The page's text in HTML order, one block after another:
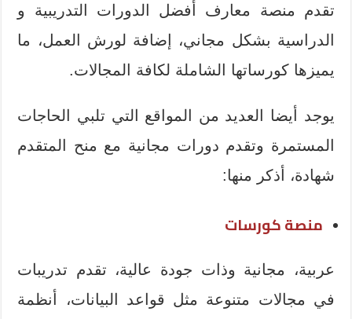
تقدم منصة معارف أفضل الدورات التدريبية و
الدراسية بشكل مجاني، إضافة لورش العمل، ما
يميزها كورساتها الشاملة لكافة المجالات.
يوجد أيضا العديد من المواقع التي تلبي الحاجات
المستمرة وتقدم دورات مجانية مع منح المتقدم
شهادة، أذكر منها:
منصة كورسات
عربية، مجانية وذات جودة عالية، تقدم تدريبات
في مجالات متنوعة مثل قواعد البيانات، أنظمة